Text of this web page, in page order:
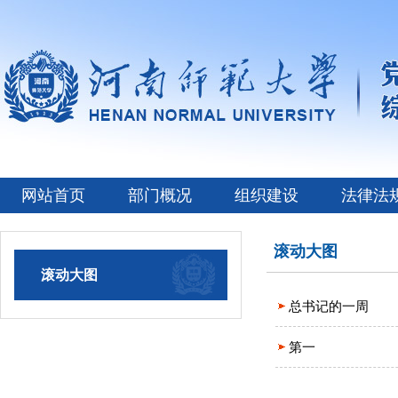
网站首页 部门概况 组织建设 法律法
滚动大图
滚动大图
总书记的一周
第一